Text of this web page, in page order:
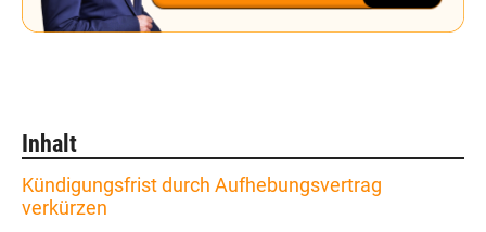
Inhalt
Kündigungsfrist durch Aufhebungsvertrag
verkürzen